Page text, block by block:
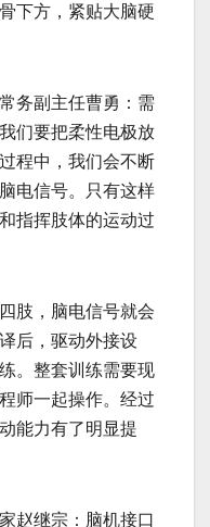
下方，紧贴大脑硬
务副主任曹勇：需
们要把柔性电极放
程中，我们会不断
电信号。只有这样
指挥肢体的运动过
肢，脑电信号就会
后，驱动外接设
。整套训练需要现
师一起操作。经过
能力有了明显提
赵继宗：脑机接口